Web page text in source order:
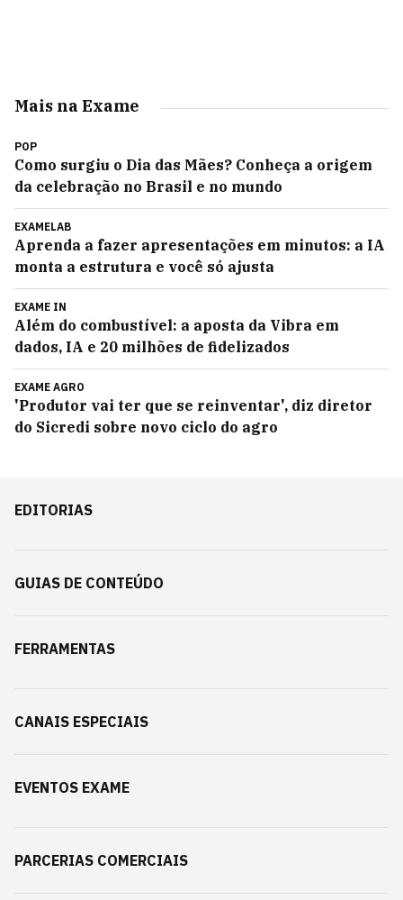
Mais na Exame
POP
Como surgiu o Dia das Mães? Conheça a origem
da celebração no Brasil e no mundo
EXAMELAB
Aprenda a fazer apresentações em minutos: a IA
monta a estrutura e você só ajusta
EXAME IN
Além do combustível: a aposta da Vibra em
dados, IA e 20 milhões de fidelizados
EXAME AGRO
'Produtor vai ter que se reinventar', diz diretor
do Sicredi sobre novo ciclo do agro
EDITORIAS
GUIAS DE CONTEÚDO
FERRAMENTAS
CANAIS ESPECIAIS
EVENTOS EXAME
PARCERIAS COMERCIAIS